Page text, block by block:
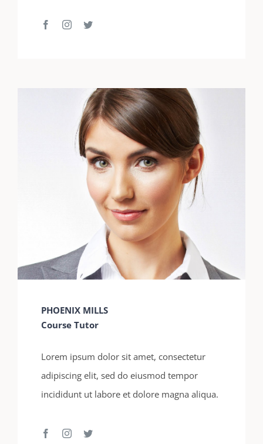
PHOENIX MILLS
Course Tutor
Lorem ipsum dolor sit amet, consectetur
adipiscing elit, sed do eiusmod tempor
incididunt ut labore et dolore magna aliqua.